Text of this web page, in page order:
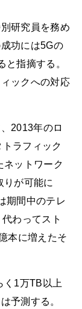
研究員を務め
功には5Gの
指摘する。
ックへの対応
2013年のロ
ラフィック
ネットワーク
りが可能に
期間中のテレ
わってスト
本に増えたそ
く1万TB以上
予測する。